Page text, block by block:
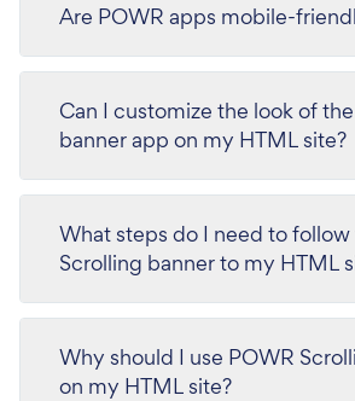
Are POWR apps mobile-
Can I customize the look of
banner app on my HTML site?
What steps do I need to
Scrolling banner to my HTML
Why should I use POWR
on my HTML site?